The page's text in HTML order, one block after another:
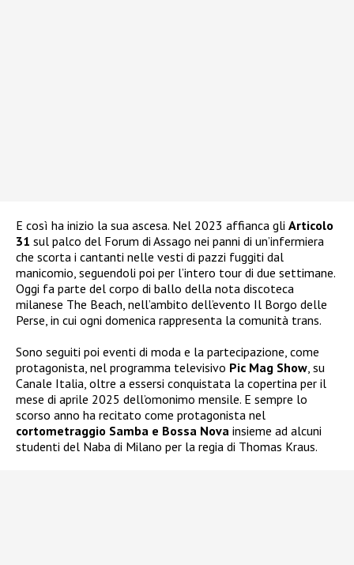
E così ha inizio la sua ascesa. Nel 2023 affianca gli Articolo
31 sul palco del Forum di Assago nei panni di un’infermiera
che scorta i cantanti nelle vesti di pazzi fuggiti dal
manicomio, seguendoli poi per l’intero tour di due settimane.
Oggi fa parte del corpo di ballo della nota discoteca
milanese The Beach, nell’ambito dell’evento Il Borgo delle
Perse, in cui ogni domenica rappresenta la comunità trans.
Sono seguiti poi eventi di moda e la partecipazione, come
protagonista, nel programma televisivo Pic Mag Show, su
Canale Italia, oltre a essersi conquistata la copertina per il
mese di aprile 2025 dell’omonimo mensile. E sempre lo
scorso anno ha recitato come protagonista nel
cortometraggio Samba e Bossa Nova insieme ad alcuni
studenti del Naba di Milano per la regia di Thomas Kraus.